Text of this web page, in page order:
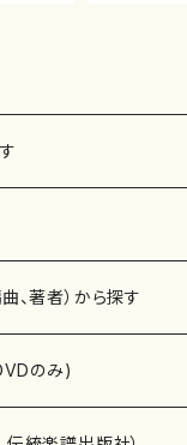
、著者）から探す
)
のみ)